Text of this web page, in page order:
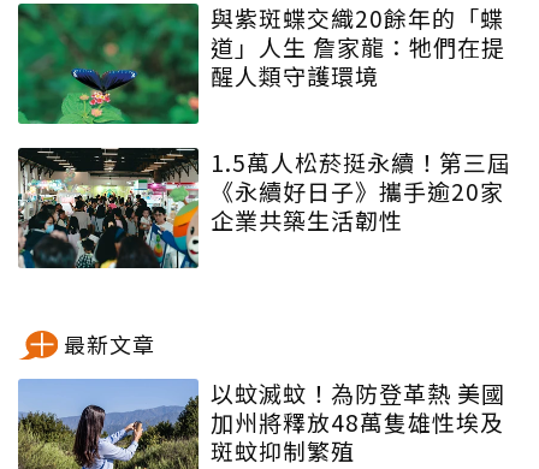
與紫斑蝶交織20餘年的「蝶
道」人生 詹家龍：牠們在提
醒人類守護環境
1.5萬人松菸挺永續！第三屆
《永續好日子》攜手逾20家
企業共築生活韌性
最新文章
以蚊滅蚊！為防登革熱 美國
加州將釋放48萬隻雄性埃及
斑蚊抑制繁殖